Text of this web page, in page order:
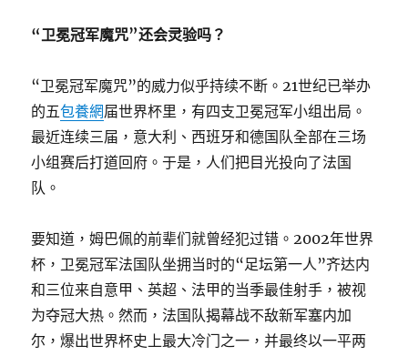
“卫冕冠军魔咒”还会灵验吗？
“卫冕冠军魔咒”的威力似乎持续不断。21世纪已举办
的五包養網届世界杯里，有四支卫冕冠军小组出局。
最近连续三届，意大利、西班牙和德国队全部在三场
小组赛后打道回府。于是，人们把目光投向了法国
队。
要知道，姆巴佩的前辈们就曾经犯过错。2002年世界
杯，卫冕冠军法国队坐拥当时的“足坛第一人”齐达内
和三位来自意甲、英超、法甲的当季最佳射手，被视
为夺冠大热。然而，法国队揭幕战不敌新军塞内加
尔，爆出世界杯史上最大冷门之一，并最终以一平两